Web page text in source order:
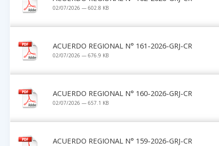
02/07/2026 — 602.8 KB
ACUERDO REGIONAL N° 161-2026-GRJ-CR
02/07/2026 — 676.9 KB
ACUERDO REGIONAL N° 160-2026-GRJ-CR
02/07/2026 — 657.1 KB
ACUERDO REGIONAL N° 159-2026-GRJ-CR